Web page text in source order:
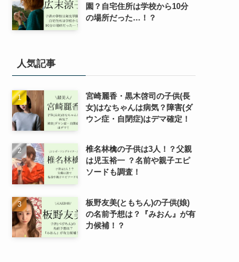
園？自宅住所は学校から10分
の場所だった…！？
人気記事
宮崎麗香・黒木啓司の子供(長
女)はなちゃんは病気？障害(ダ
ウン症・自閉症)はデマ確定！
椎名林檎の子供は3人！？父親
は児玉裕一 ？名前や親子エピ
ソードも調査！
板野友美(ともちん)の子供(娘)
の名前予想は？『みおん』が有
力候補！？